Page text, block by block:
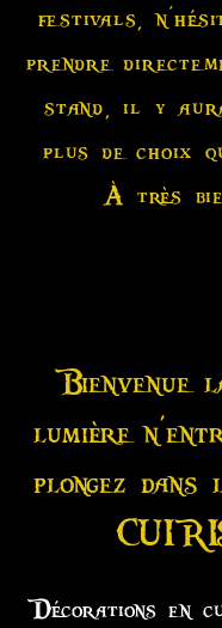
festivals,
prendre
stand, il y
plus de choix
À très
Bienvenue
lumière
plongez dans
Décorations en